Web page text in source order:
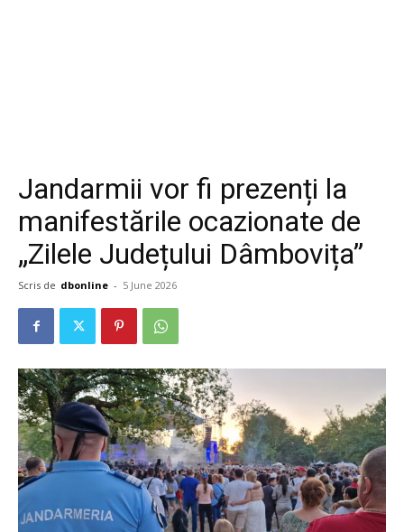
Jandarmii vor fi prezenți la
manifestările ocazionate de
„Zilele Județului Dâmbovița”
Scris de dbonline - 5 June 2026